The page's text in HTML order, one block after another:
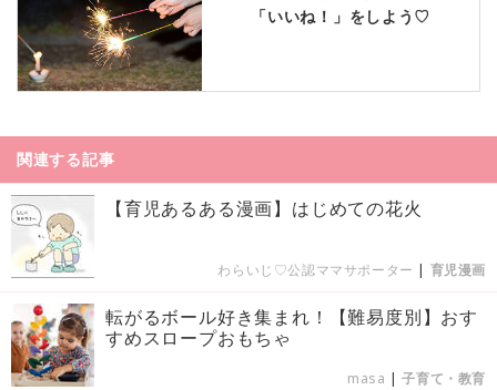
「いいね！」をしよう♡
関連する記事
【育児あるある漫画】はじめての花火
わらいじ♡公認ママサポーター | 育児漫画
転がるボール好き集まれ！【難易度別】おす
すめスロープおもちゃ
masa |子育て・教育